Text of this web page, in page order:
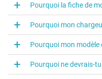
Pourquoi la fiche de
Pourquoi mon
Pourquoi mon
Pourquoi ne devrais-